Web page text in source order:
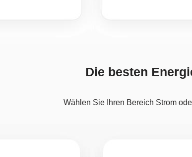
Die besten
Wählen Sie Ihren Bereich Strom